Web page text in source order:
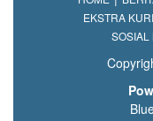
EKSTRA
SOSIAL